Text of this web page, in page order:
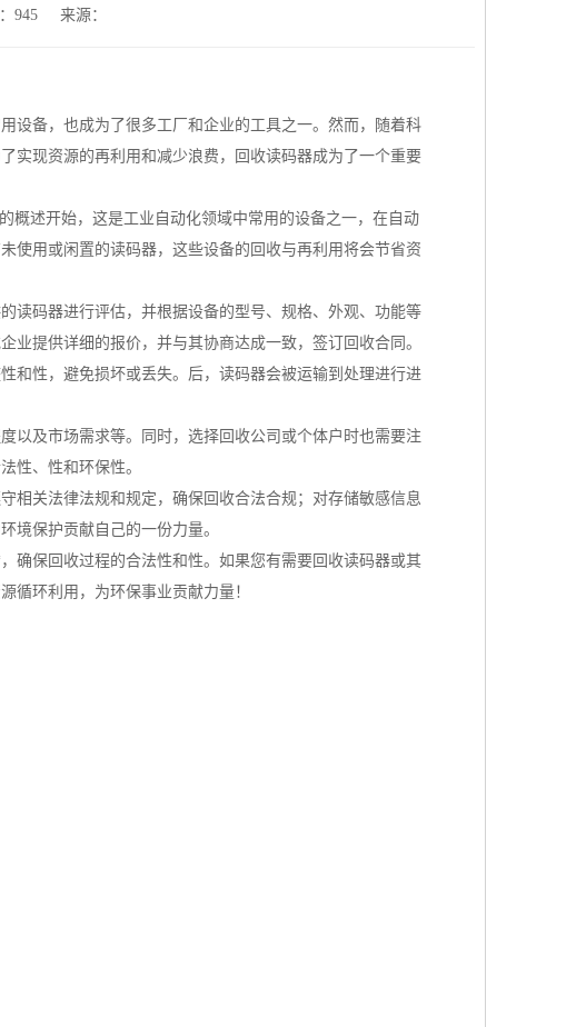
945 来源：
设备，也成为了很多工厂和企业的工具之一。然而，随着科
实现资源的再利用和减少浪费，回收读码器成为了一个重要
概述开始，这是工业自动化领域中常用的设备之一，在自动
使用或闲置的读码器，这些设备的回收与再利用将会节省资
读码器进行评估，并根据设备的型号、规格、外观、功能等
提供详细的报价，并与其协商达成一致，签订回收合同。
和性，避免损坏或丢失。后，读码器会被运输到处理进行进
以及市场需求等。同时，选择回收公司或个体户时也需要注
性、性和环保性。
相关法律法规和规定，确保回收合法合规；对存储敏感信息
境保护贡献自己的一份力量。
确保回收过程的合法性和性。如果您有需要回收读码器或其
循环利用，为环保事业贡献力量！